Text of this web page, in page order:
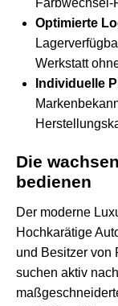
Farbwechsel-
Optimierte
Werkstatt
Individuelle
Die
bedienen
Der moderne
Hochkarätige
und Besitzer von
suchen aktiv